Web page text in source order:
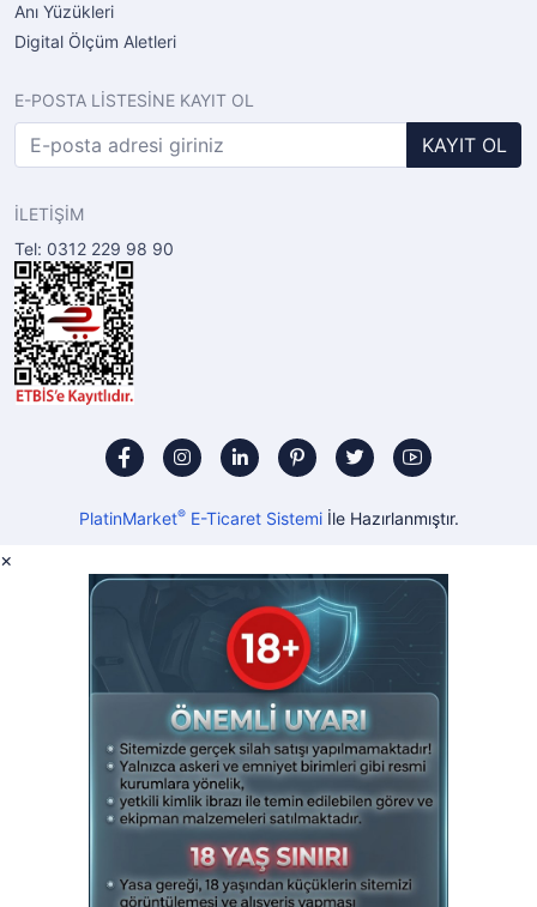
Anı Yüzükleri
Digital Ölçüm Aletleri
E-POSTA LİSTESİNE KAYIT OL
KAYIT OL
İLETİŞİM
Tel: 0312 229 98 90
PlatinMarket®E-Ticaret Sistemiİle Hazırlanmıştır.
×